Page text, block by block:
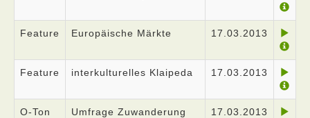
Feature Europäische Märkte 17.03.2013
Feature interkulturelles Klaipeda 17.03.2013
O-Ton
Umfrage Zuwanderung
17.03.2013